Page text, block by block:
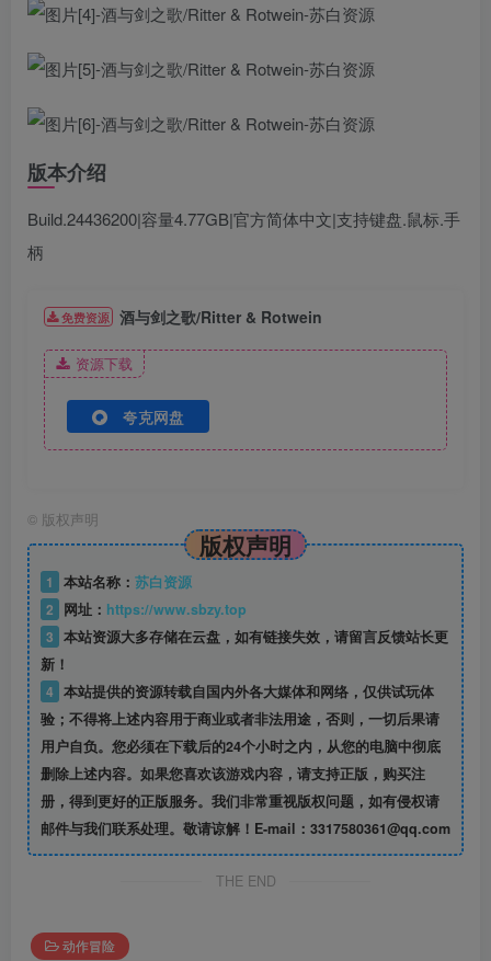
版本介绍
Build.24436200|容量4.77GB|官方简体中文|支持键盘.鼠标.手
柄
免费资源 酒与剑之歌/Ritter & Rotwein
资源下载
夸克网盘
© 版权声明
版权声明
1 本站名称： 苏白资源
2
网址： https://www.sbzy.top
3 本站资源大多存储在云盘，如有链接失效，请留言反馈站长更
新！
4 本站提供的资源转载自国内外各大媒体和网络，仅供试玩体
验；不得将上述内容用于商业或者非法用途，否则，一切后果请
用户自负。您必须在下载后的24个小时之内，从您的电脑中彻底
删除上述内容。如果您喜欢该游戏内容，请支持正版，购买注
册，得到更好的正版服务。我们非常重视版权问题，如有侵权请
邮件与我们联系处理。敬请谅解！E-mail：3317580361@qq.com
THE END
动作冒险